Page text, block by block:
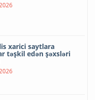
xarici saytlara
təşkil edən şəxsləri